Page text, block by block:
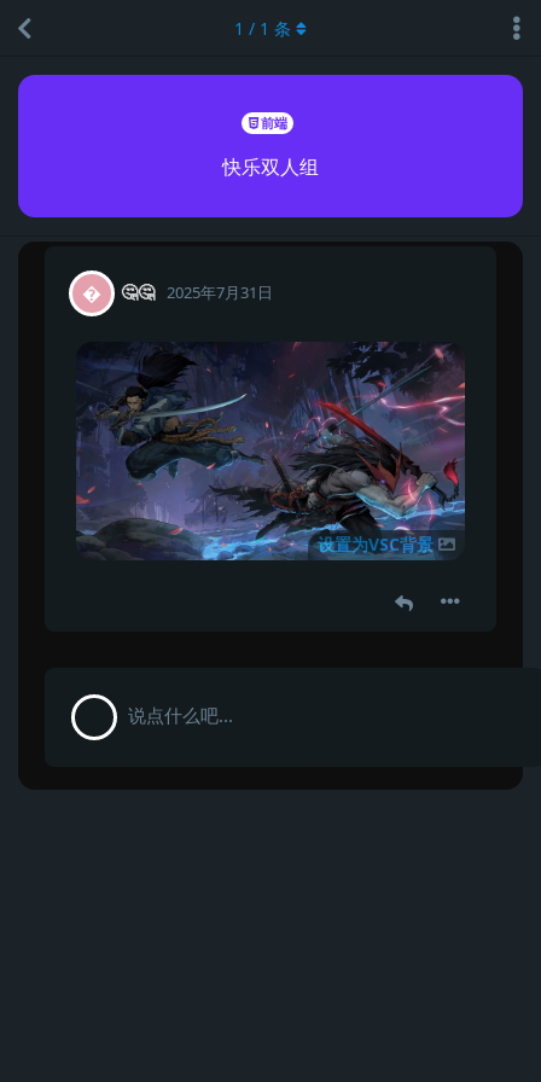
前端
快乐双人组
1 / 1 条
 🤔🤔 2025年7月31日
设置为VSC背景
说点什么吧...